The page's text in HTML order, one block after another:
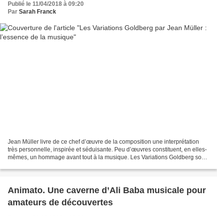
Publié le 11/04/2018 à 09:20
Par Sarah Franck
Jean Müller livre de ce chef d’œuvre de la composition une interprétation
très personnelle, inspirée et séduisante. Peu d’œuvres constituent, en elles-
mêmes, un hommage avant tout à la musique. Les Variations Goldberg sont
Animato. Une caverne d’Ali Baba musicale pour
amateurs de découvertes